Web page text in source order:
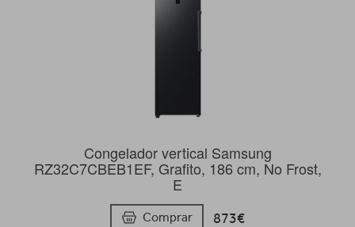
Congelador vertical Samsung
RZ32C7CBEB1EF, Grafito, 186 cm, No Frost,
E
Comprar 873€